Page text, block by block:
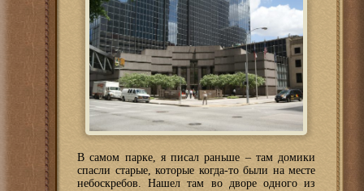
В самом парке, я писал раньше – там домики
спасли старые, которые когда-то были на месте
небоскребов. Нашел там во дворе одного из